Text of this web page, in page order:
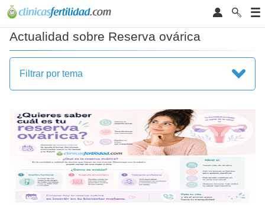
Actualidad sobre Reserva ovárica
Filtrar por tema